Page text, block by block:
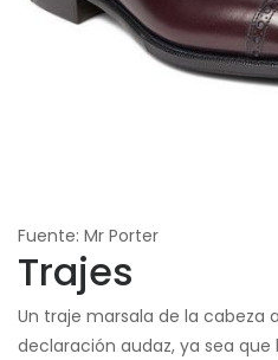
Fuente: Mr Porter
Trajes
Un traje marsala de la cabeza
declaración audaz, ya sea